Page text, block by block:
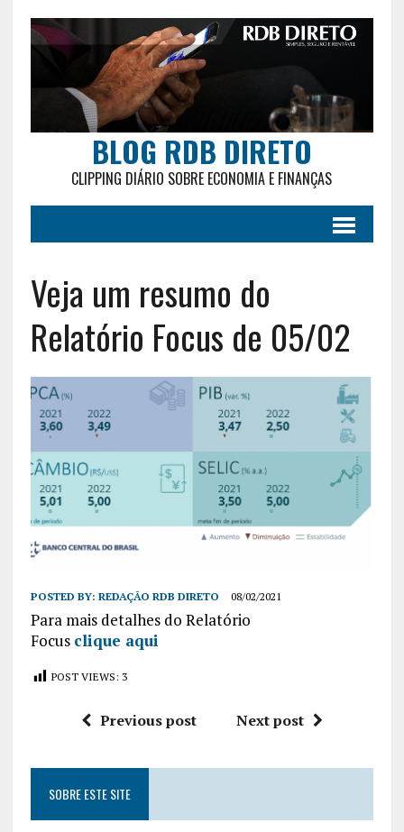
BLOG RDB DIRETO
CLIPPING DIÁRIO SOBRE ECONOMIA E FINANÇAS
Veja um resumo do
Relatório Focus de 05/02
POSTED BY: REDAÇÃO RDB DIRETO 08/02/2021
Para mais detalhes do Relatório
Focus clique aqui
POST VIEWS: 3
Previous post Next post
SOBRE ESTE SITE